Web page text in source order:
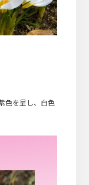
色を呈し、白色